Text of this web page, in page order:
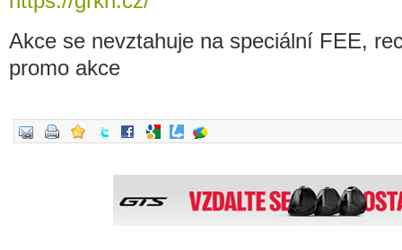
Akce se nevztahuje na speciální FEE,
promo akce